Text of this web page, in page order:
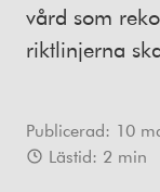
vård som
riktlinjerna
Publicerad: 10
Lästid: 2 min